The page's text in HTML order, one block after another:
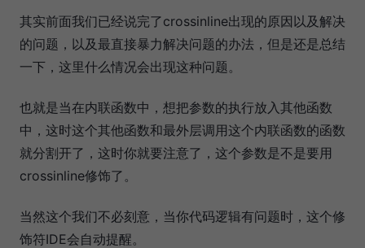
其实前面我们已经说完了crossinline出现的原因以及解决
的问题，以及最直接暴力解决问题的办法，但是还是总结
一下，这里什么情况会出现这种问题。
也就是当在内联函数中，想把参数的执行放入其他函数
中，这时这个其他函数和最外层调用这个内联函数的函数
就分割开了，这时你就要注意了，这个参数是不是要用
crossinline修饰了。
当然这个我们不必刻意，当你代码逻辑有问题时，这个修
饰符IDE会自动提醒。